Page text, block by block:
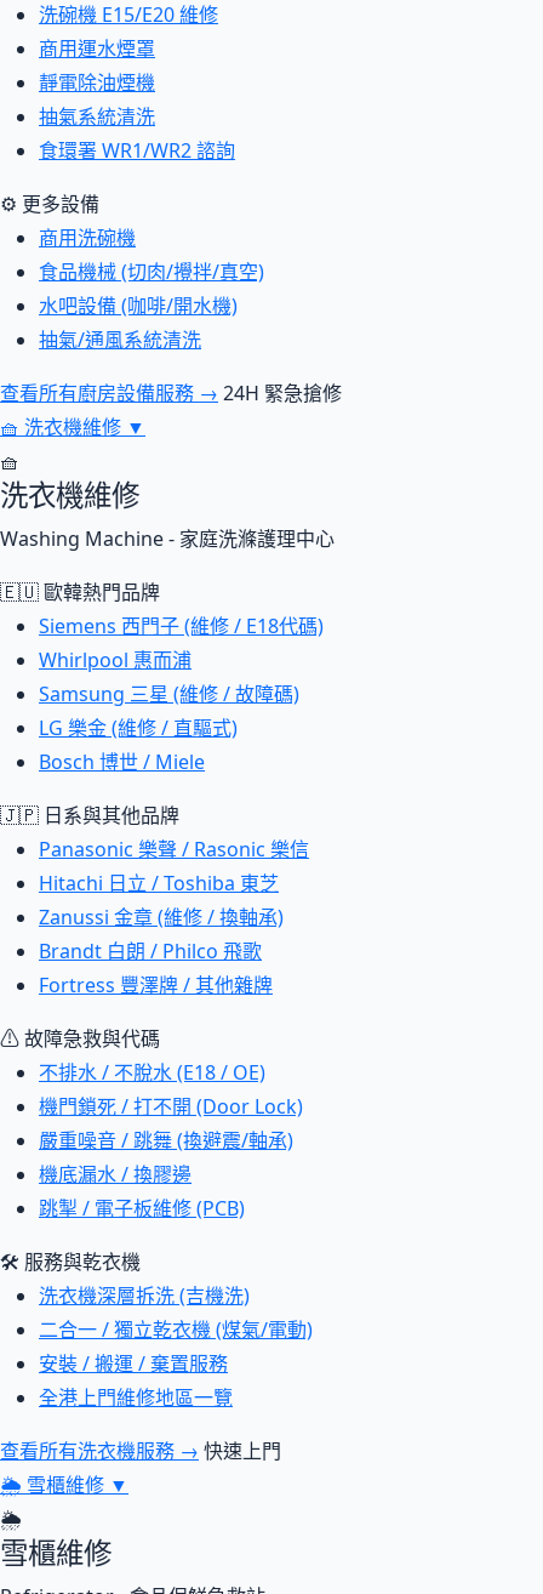
洗碗機 E15/E20 維修
商用運水煙罩
靜電除油煙機
抽氣系統清洗
食環署 WR1/WR2 諮詢
⚙ 更多設備
商用洗碗機
食品機械 (切肉/攪拌/真空)
水吧設備 (咖啡/開水機)
抽氣/通風系統清洗
查看所有廚房設備服務 → 24H 緊急搶修
🧺 洗衣機維修 ▼
🧺
洗衣機維修
Washing Machine - 家庭洗滌護理中心
🇪🇺 歐韓熱門品牌
Siemens 西門子 (維修 / E18代碼)
Whirlpool 惠而浦
Samsung 三星 (維修 / 故障碼)
LG 樂金 (維修 / 直驅式)
Bosch 博世 / Miele
🇯🇵 日系與其他品牌
Panasonic 樂聲 / Rasonic 樂信
Hitachi 日立 / Toshiba 東芝
Zanussi 金章 (維修 / 換軸承)
Brandt 白朗 / Philco 飛歌
Fortress 豐澤牌 / 其他雜牌
⚠ 故障急救與代碼
不排水 / 不脫水 (E18 / OE)
機門鎖死 / 打不開 (Door Lock)
嚴重噪音 / 跳舞 (換避震/軸承)
機底漏水 / 換膠邊
跳掣 / 電子板維修 (PCB)
🛠 服務與乾衣機
洗衣機深層拆洗 (吉機洗)
二合一 / 獨立乾衣機 (煤氣/電動)
安裝 / 搬運 / 棄置服務
全港上門維修地區一覽
查看所有洗衣機服務 → 快速上門
🌦 雪櫃維修 ▼
🌦
雪櫃維修